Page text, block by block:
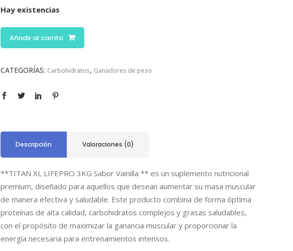
Hay existencias
Añadir al carrito
CATEGORÍAS: Carbohidratos, Ganadores de peso
Descripción Valoraciones (0)
**TITAN XL LIFEPRO 3KG Sabor Vainilla ** es un suplemento nutricional
premium, diseñado para aquellos que desean aumentar su masa muscular
de manera efectiva y saludable. Este producto combina de forma óptima
proteínas de alta calidad, carbohidratos complejos y grasas saludables,
con el propósito de maximizar la ganancia muscular y proporcionar la
energía necesaria para entrenamientos intensos.